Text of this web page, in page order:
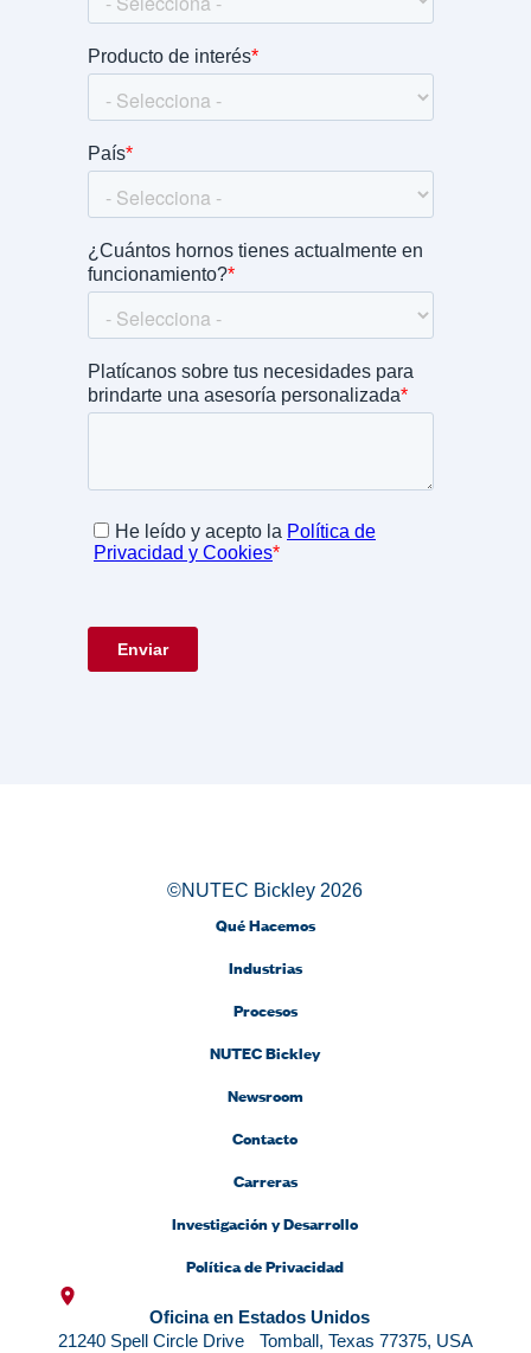
©NUTEC Bickley 2026
Oficina en Estados Unidos
21240 Spell Circle Drive Tomball, Texas 77375, USA
Qué Hacemos
Industrias
Procesos
NUTEC Bickley
Newsroom
Contacto
Carreras
Investigación y Desarrollo
Política de Privacidad